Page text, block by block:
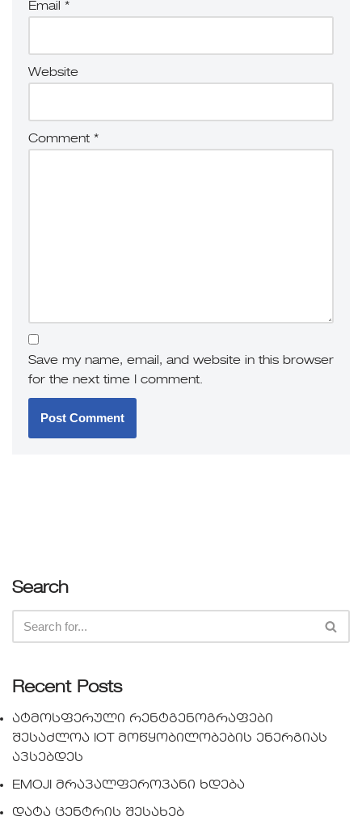
Email *
Website
Comment *
Save my name, email, and website in this browser
for the next time I comment.
Search
Recent Posts
ატმოსფერული რენტგენოგრაფები
შესაძლოა IOT მოწყობილობების ენერგიას
ავსებდეს
EMOJI მრავალფეროვანი ხდება
დატა ცენტრის შესახებ